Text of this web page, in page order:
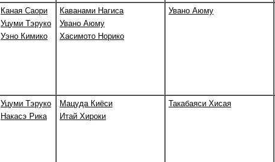
Каная Саори
Уцуми Тэруко
Уэно Кимико
Каванами Нагиса
Увано Аюму
Хасимото Норико
Увано Аюму
Уцуми Тэруко
Накасэ Рика
Мацуда Киёси
Итай Хироки
Такабаяси Хисая